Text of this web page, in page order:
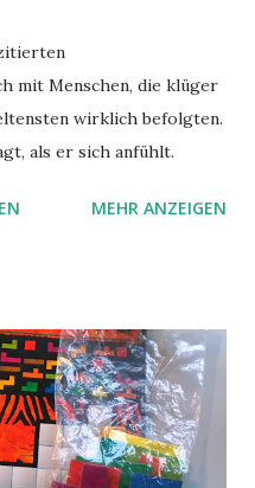
mit Menschen, die klüger
wirklich befolgten.
als er sich anfühlt.
MEHR ANZEIGEN